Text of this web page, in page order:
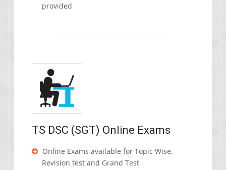
provided
TS DSC (SGT) Online Exams
Online Exams available for Topic Wise,
Revision test and Grand Test